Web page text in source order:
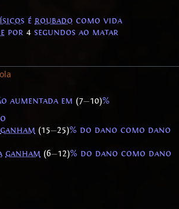
é roubado como vida
por 4 segundos ao matar
aumentada em (7—10)%
ganham (15—25)% do dano como dano
ganham (6—12)% do dano como dano